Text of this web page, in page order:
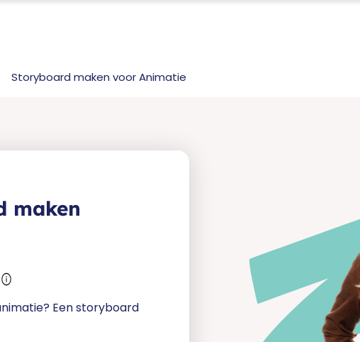
Storyboard maken voor Animatie
maken
Een storyboard